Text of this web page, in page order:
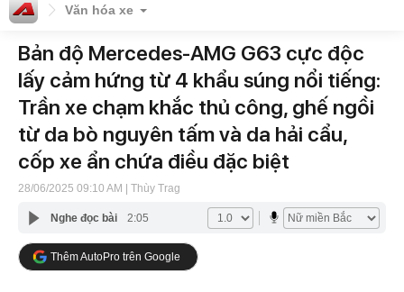
Văn hóa xe
Bản độ Mercedes-AMG G63 cực độc
lấy cảm hứng từ 4 khẩu súng nổi tiếng:
Trần xe chạm khắc thủ công, ghế ngồi
từ da bò nguyên tấm và da hải cẩu,
cốp xe ẩn chứa điều đặc biệt
28/06/2025 09:10 AM | Thùy Trag
Nghe đọc bài 2:05
Thêm AutoPro trên Google